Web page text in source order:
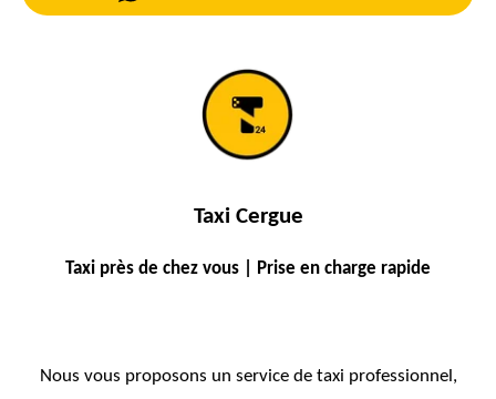
Taxi Cergue
Taxi près de chez vous | Prise en charge rapide
Nous vous proposons un service de taxi professionnel,